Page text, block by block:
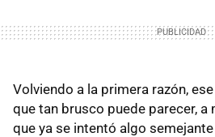
Volviendo a la primera razón,
que tan brusco puede parecer, a
que ya se intentó algo